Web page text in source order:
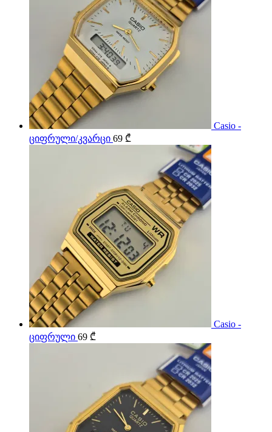
Casio -
ციფრული/კვარცი 69 ₾
Casio -
ციფრული 69 ₾